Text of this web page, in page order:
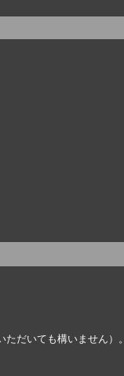
だいても構いません）。